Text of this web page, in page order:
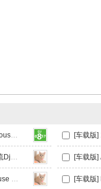
林俊杰 - 背对背拥抱 (北流DjAS ProgHouse Mix国语男)车载版
[车载版] A-Lin - 给我一个理由忘记 (北流DjAS ProgHouse Mix国语女)
[车载版] cici - 淘汰 (北流DjAS ProgHouse Mix国语女)